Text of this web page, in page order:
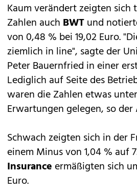
Kaum verändert zeigten
Zahlen auch BWTund
von 0,48 % bei 19,02 Euro.
ziemlich in line", sagte der
Peter Bauernfried in einer
Lediglich auf Seite des
waren die Zahlen etwas
Erwartungen gelegen, so der
Schwach zeigten sich in der
einem Minus von 1,04 % auf
Insuranceermäßigten sich
Euro.